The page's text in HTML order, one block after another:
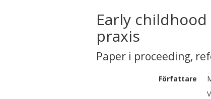
Early
praxis
Paper i proceeding,
Författare